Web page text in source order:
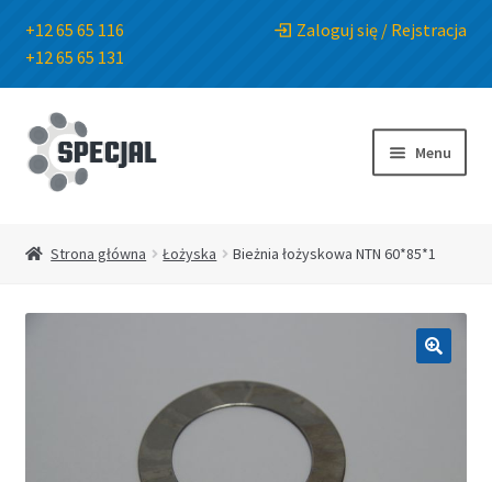
+12 65 65 116
+12 65 65 131
Zaloguj się / Rejstracja
Przejdź
do
nawigacji
Przejdź
do
treści
Menu
Strona główna Łożyska Bieżnia łożyskowa NTN 60*85*1